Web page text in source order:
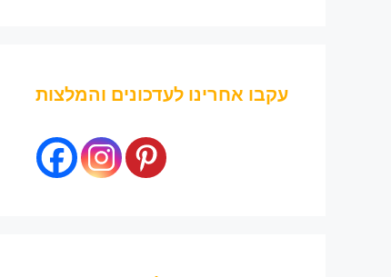
עקבו אחרינו לעדכונים והמלצות